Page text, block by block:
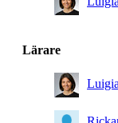
Lärare